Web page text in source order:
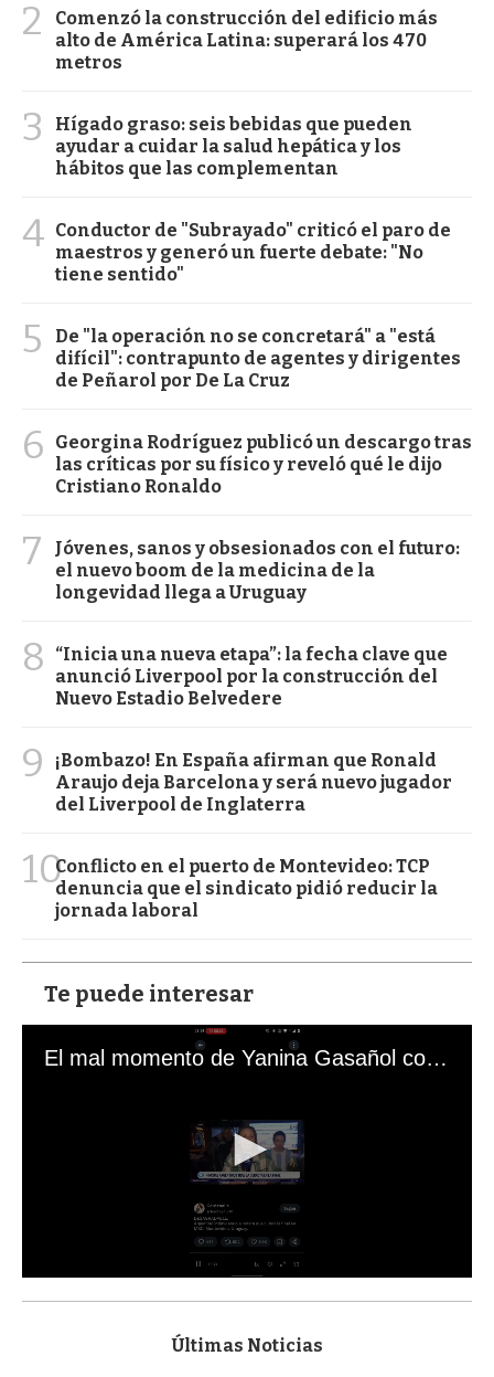
2
Comenzó la construcción del edificio más
alto de América Latina: superará los 470
metros
3
Hígado graso: seis bebidas que pueden
ayudar a cuidar la salud hepática y los
hábitos que las complementan
4 Conductor de "Subrayado" criticó el paro de
maestros y generó un fuerte debate: "No
tiene sentido"
5
De "la operación no se concretará" a "está
difícil": contrapunto de agentes y dirigentes
de Peñarol por De La Cruz
6
Georgina Rodríguez publicó un descargo tras
las críticas por su físico y reveló qué le dijo
Cristiano Ronaldo
7
Jóvenes, sanos y obsesionados con el futuro:
el nuevo boom de la medicina de la
longevidad llega a Uruguay
8
“Inicia una nueva etapa”: la fecha clave que
anunció Liverpool por la construcción del
Nuevo Estadio Belvedere
9
¡Bombazo! En España afirman que Ronald
Araujo deja Barcelona y será nuevo jugador
del Liverpool de Inglaterra
10Conflicto en el puerto de Montevideo: TCP
denuncia que el sindicato pidió reducir la
jornada laboral
Te puede interesar
El mal momento de Yanina Gasañol con un hincha argentino en "Subrayado"
s
Últimas Noticias